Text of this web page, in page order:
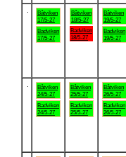
Båtviken
17/5-27
Badviken
17/5-27
Båtviken
18/5-27
Badviken
18/5-27
Båtviken
19/5-27
Badviken
19/5-27
Båtviken
24/5-27
Badviken
24/5-27
Båtviken
25/5-27
Badviken
25/5-27
Båtviken
26/5-27
Badviken
26/5-27